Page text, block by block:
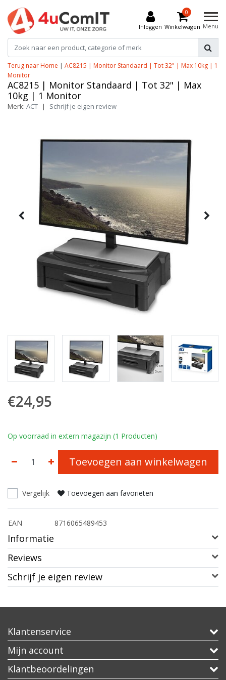
Inloggen
0
Winkelwagen Menu
Terug naar Home | AC8215 | Monitor Standaard | Tot 32" | Max 10kg | 1
Monitor
AC8215 | Monitor Standaard | Tot 32" | Max
10kg | 1 Monitor
Merk: ACT | Schrijf je eigen review
€24,95
Op voorraad in extern magazijn (1 Producten)
Toevoegen aan winkelwagen
Vergelijk Toevoegen aan favorieten
EAN 8716065489453
Informatie
Reviews
Schrijf je eigen review
Klantenservice
Mijn account
Klantbeoordelingen